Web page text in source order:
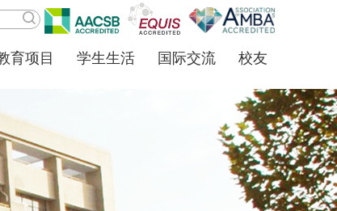
育项目 学生生活 国际交流 校友